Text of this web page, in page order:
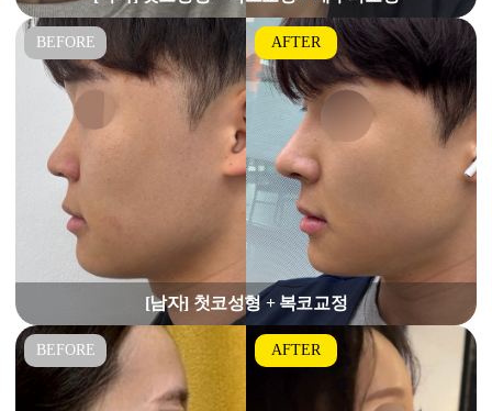
[남자] 첫코성형 + 복코교정